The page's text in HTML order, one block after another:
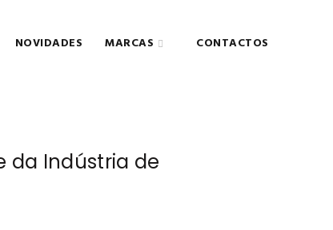
NOVIDADES MARCAS CONTACTOS
da Indústria de